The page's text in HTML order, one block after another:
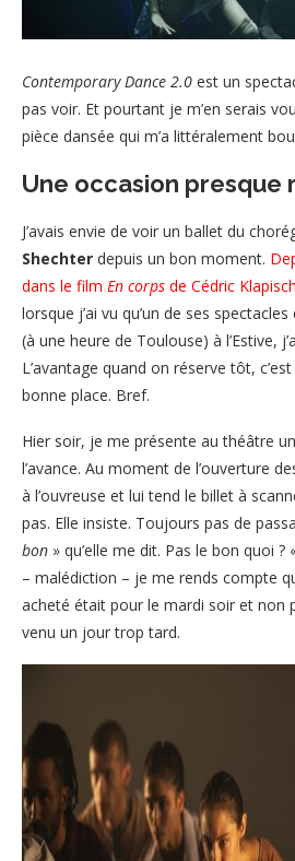
Contemporary Dance 2.0 est un
pas voir. Et pourtant je m’en serais
pièce dansée qui m’a littéralement
Une occasion presque
J’avais envie de voir un ballet du
Shechter depuis un bon moment.
dans le film En corps de Cédric Klapisch
lorsque j’ai vu qu’un de ses
(à une heure de Toulouse) à l’Estive,
L’avantage quand on réserve tôt,
bonne place. Bref.
Hier soir, je me présente au théâtre
l’avance. Au moment de l’ouverture
à l’ouvreuse et lui tend le billet à
pas. Elle insiste. Toujours pas de
bon » qu’elle me dit. Pas le bon quoi ?
– malédiction – je me rends compte
acheté était pour le mardi soir et non
venu un jour trop tard.